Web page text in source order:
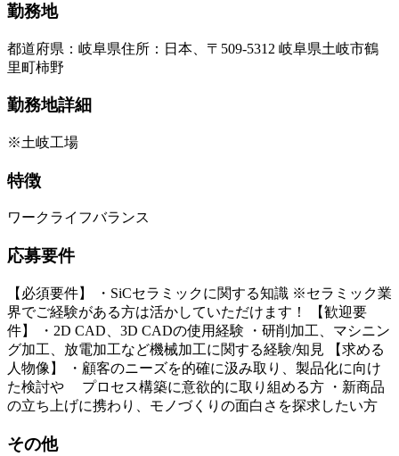
勤務地
都道府県 ： 岐阜県住所 ： 日本、〒509-5312 岐阜県土岐市鶴
里町柿野
勤務地詳細
※土岐工場
特徴
ワークライフバランス
応募要件
【必須要件】 ・SiCセラミックに関する知識 ※セラミック業
界でご経験がある方は活かしていただけます！ 【歓迎要
件】 ・2D CAD、3D CADの使用経験 ・研削加工、マシニン
グ加工、放電加工など機械加工に関する経験/知見 【求める
人物像】 ・顧客のニーズを的確に汲み取り、製品化に向け
た検討や プロセス構築に意欲的に取り組める方 ・新商品
の立ち上げに携わり、モノづくりの面白さを探求したい方
その他